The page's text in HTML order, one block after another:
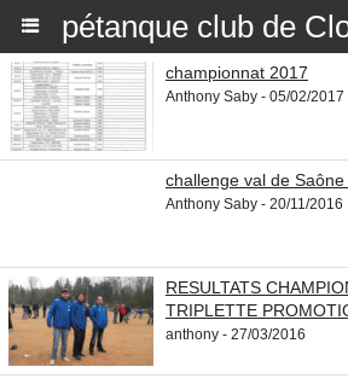
pétanque club de
championnat 2017
Anthony Saby - 05/02/2017
challenge val de Saône
Anthony Saby - 20/11/2016
RESULTATS
TRIPLETTE
anthony - 27/03/2016